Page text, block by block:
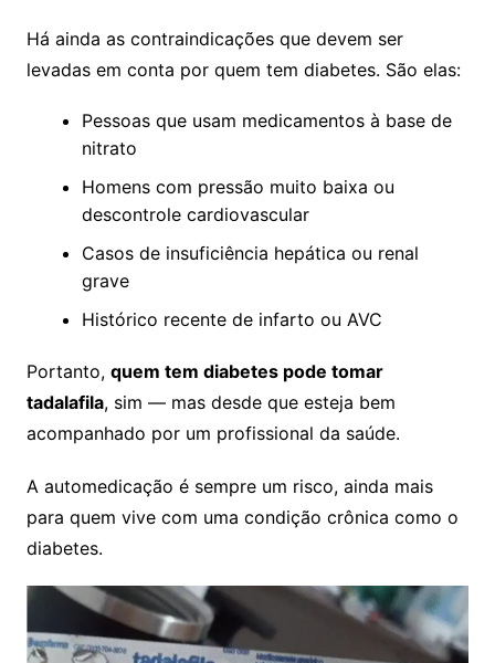
Há ainda as contraindicações que devem ser
levadas em conta por quem tem diabetes. São elas:
Pessoas que usam medicamentos à base de
nitrato
Homens com pressão muito baixa ou
descontrole cardiovascular
Casos de insuficiência hepática ou renal
grave
Histórico recente de infarto ou AVC
Portanto, quem tem diabetes pode tomar
tadalafila, sim — mas desde que esteja bem
acompanhado por um profissional da saúde.
A automedicação é sempre um risco, ainda mais
para quem vive com uma condição crônica como o
diabetes.